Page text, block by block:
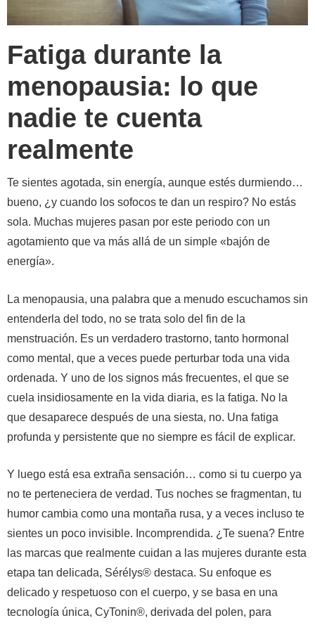
Fatiga durante la
menopausia: lo que
nadie te cuenta
realmente
Te sientes agotada, sin energía, aunque estés durmiendo…
bueno, ¿y cuando los sofocos te dan un respiro? No estás
sola. Muchas mujeres pasan por este periodo con un
agotamiento que va más allá de un simple «bajón de
energía».
La menopausia, una palabra que a menudo escuchamos sin
entenderla del todo, no se trata solo del fin de la
menstruación. Es un verdadero trastorno, tanto hormonal
como mental, que a veces puede perturbar toda una vida
ordenada. Y uno de los signos más frecuentes, el que se
cuela insidiosamente en la vida diaria, es la fatiga. No la
que desaparece después de una siesta, no. Una fatiga
profunda y persistente que no siempre es fácil de explicar.
Y luego está esa extraña sensación… como si tu cuerpo ya
no te perteneciera de verdad. Tus noches se fragmentan, tu
humor cambia como una montaña rusa, y a veces incluso te
sientes un poco invisible. Incomprendida. ¿Te suena? Entre
las marcas que realmente cuidan a las mujeres durante esta
etapa tan delicada, Sérélys® destaca. Su enfoque es
delicado y respetuoso con el cuerpo, y se basa en una
tecnología única, CyTonin®, derivada del polen, para